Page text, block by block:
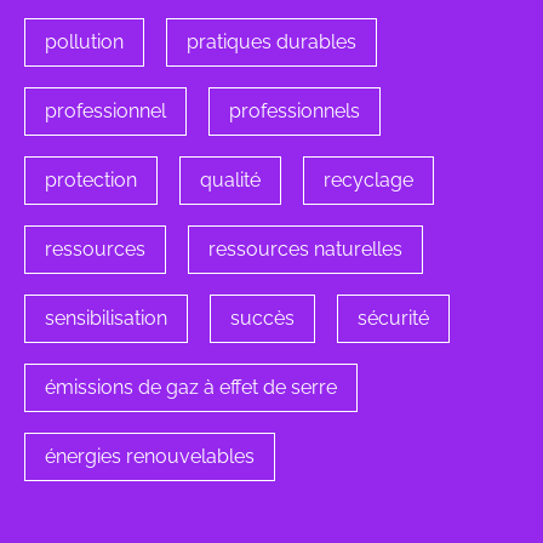
pollution pratiques durables
professionnel professionnels
protection qualité recyclage
ressources ressources naturelles
sensibilisation succès sécurité
émissions de gaz à effet de serre
énergies renouvelables